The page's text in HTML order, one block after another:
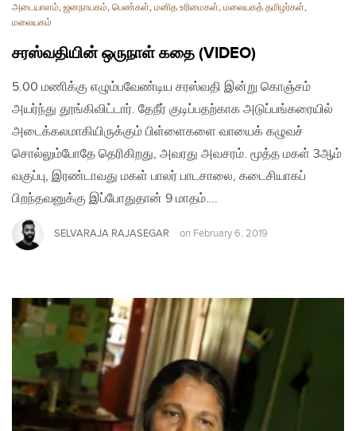
அடையாளம், ஜனநாயகம், பெண்கள், மனித உரிமைகள், மலையகத் தமிழர்கள்,
மலையகம்
சரஸ்வதியின் ஒருநாள் கதை (VIDEO)
5.00 மணிக்கு எழும்பவேண்டிய சரஸ்வதி இன்று கொஞ்சம்
அயர்ந்து தூங்கிவிட்டார். தேநீர் குடிப்பதற்காக அடுப்பங்கரையில்
அடைக்கலமாகியிருக்கும் பிள்ளைகளை வாயைக் கழுவச்
சொல்லும்போதே தெரிகிறது, அவரது அவசரம். மூத்த மகள் 3ஆம்
வகுப்பு, இரண்டாவது மகள் பாலர் பாடசாலை, கடைசியாகப்
பிறந்தவனுக்கு இப்போதுதான் 9 மாதம்….
SELVARAJA RAJASEGAR on February 6, 2019